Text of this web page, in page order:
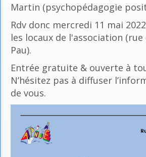
Martin (psychopédagogie
Rdv donc mercredi 11 mai
les locaux de l'association (rue
Pau).
Entrée gratuite & ouverte à
N’hésitez pas à diffuser
de vous.